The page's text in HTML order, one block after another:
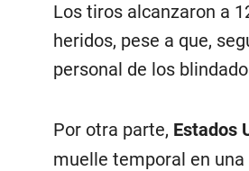
Los tiros alcanzaron a
heridos, pese a que,
personal de los
Por otra parte, Estados
muelle temporal en una